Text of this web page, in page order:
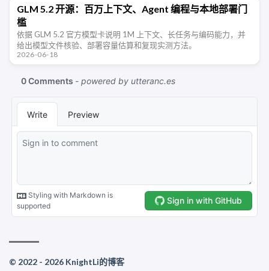
GLM 5.2 开源：百万上下文、Agent 编程与本地部署门
槛
依据 GLM 5.2 官方模型卡说明 1M 上下文、长任务与编码能力，并
给出模型文件核验、部署容量估算和复现实测方法。
2026-06-18
© 2022 - 2026 KnightLi的博客